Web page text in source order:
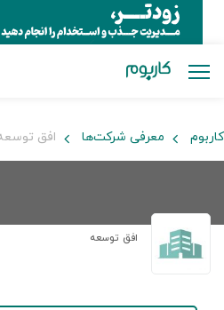
کاربوم معرفی شرکت‌ها افق
افق توسعه